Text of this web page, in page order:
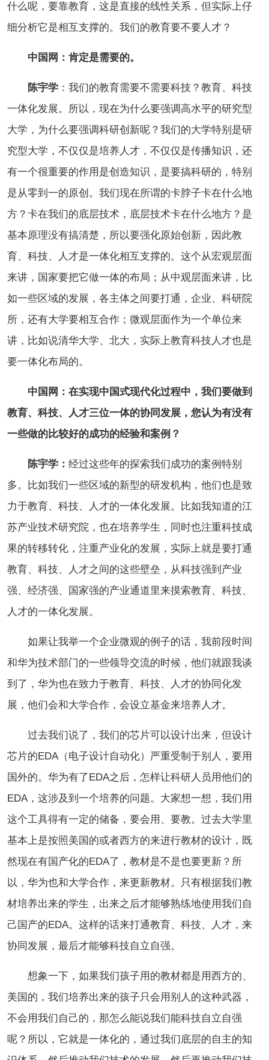
什么呢，要靠教育，这是直接的线性关系，但实际上仔
细分析它是相互支撑的。我们的教育要不要人才？
中国网：肯定是需要的。
陈宇学 ：我们的教育需要不需要科技？教育、科技
一体化发展。所以，现在为什么要强调高水平的研究型
大学，为什么要强调科研创新呢？我们的大学特别是研
究型大学，不仅仅是培养人才，不仅仅是传播知识，还
有一个很重要的作用是创造知识，是要搞科研的，特别
是从零到一的原创。我们现在所谓的卡脖子卡在什么地
方？卡在我们的底层技术，底层技术卡在什么地方？是
基本原理没有搞清楚，所以要强化原始创新，因此教
育、科技、人才是一体化相互支撑的。这个从宏观层面
来讲，国家要把它做一体的布局；从中观层面来讲，比
如一些区域的发展，各主体之间要打通，企业、科研院
所，还有大学要相互合作；微观层面作为一个单位来
讲，比如说清华大学、北大，实际上教育科技人才也是
要一体化布局的。
中国网：在实现中国式现代化过程中，我们要做到
教育、科技、人才三位一体的协同发展，您认为有没有
一些做的比较好的成功的经验和案例？
陈宇学： 经过这些年的探索我们成功的案例特别
多。比如我们一些区域的新型的研发机构，他们也是致
力于教育、科技、人才的一体化发展。比如我知道的江
苏产业技术研究院，也在培养学生，同时也注重科技成
果的转移转化，注重产业化的发展，实际上就是要打通
教育、科技、人才之间的这些壁垒，从科技强到产业
强、经济强、国家强的产业通道里来摸索教育、科技、
人才的一体化发展。
如果让我举一个企业微观的例子的话，我前段时间
和华为技术部门的一些领导交流的时候，他们就跟我谈
到了，华为也在致力于教育、科技、人才的协同化发
展，他们会和大学合作，会设立基金来培养人才。
过去我们说了，我们的芯片可以设计出来，但设计
芯片的EDA（电子设计自动化）严重受制于别人，要用
国外的。华为有了EDA之后，怎样让科研人员用他们的
EDA，这涉及到一个培养的问题。大家想一想，我们用
这个工具得有一定的储备，要会用、要教。过去大学里
基本上是按照美国的或者西方的来进行教材的设计，既
然现在有国产化的EDA了，教材是不是也要更新？所
以，华为也和大学合作，来更新教材。只有根据我们教
材培养出来的学生，出来之后才能够熟练地使用我们自
己国产的EDA。这样的话来打通教育、科技、人才，来
协同发展，最后才能够科技自立自强。
想象一下，如果我们孩子用的教材都是用西方的、
美国的，我们培养出来的孩子只会用别人的这种武器，
不会用我们自己的，那怎么能说我们能科技自立自强
呢？所以，它就是一体化的，通过我们底层的自主的知